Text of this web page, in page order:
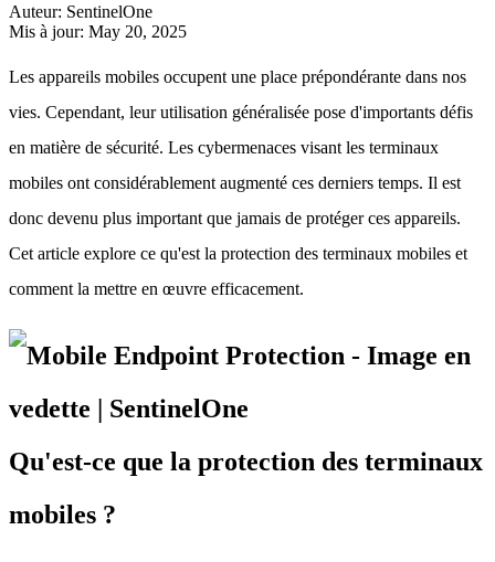
Auteur: SentinelOne
Mis à jour: May 20, 2025
Les appareils mobiles occupent une place prépondérante dans nos
vies. Cependant, leur utilisation généralisée pose d'importants défis
en matière de sécurité. Les cybermenaces visant les terminaux
mobiles ont considérablement augmenté ces derniers temps. Il est
donc devenu plus important que jamais de protéger ces appareils.
Cet article explore ce qu'est la protection des terminaux mobiles et
comment la mettre en œuvre efficacement.
Qu'est-ce que la protection des terminaux
mobiles ?